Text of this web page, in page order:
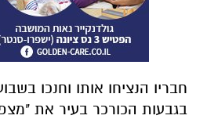
חבריו הנציחו אותו וחנכו
בגבעות הכורכר בעיר את